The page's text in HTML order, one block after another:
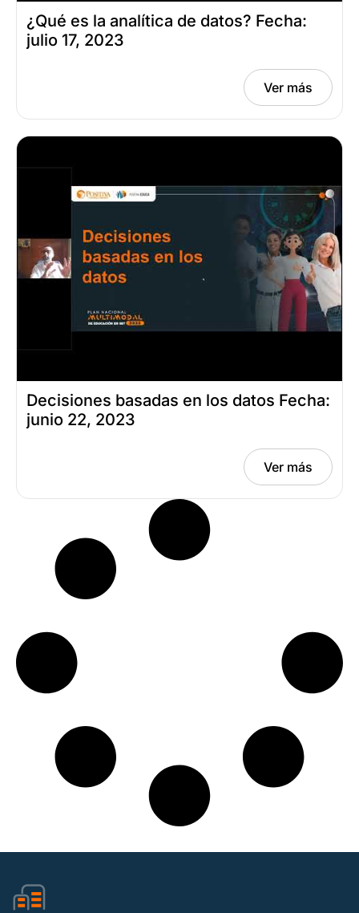
¿Qué es la analítica de datos? Fecha:
julio 17, 2023
Ver más
Decisiones basadas en los datos Fecha:
junio 22, 2023
Ver más